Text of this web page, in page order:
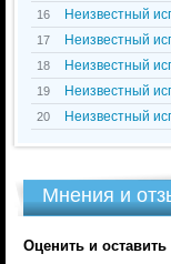
16 Неизвестный
17 Неизвестный
18 Неизвестный
19 Неизвестный
20 Неизвестный
Мнения и
Оценить и